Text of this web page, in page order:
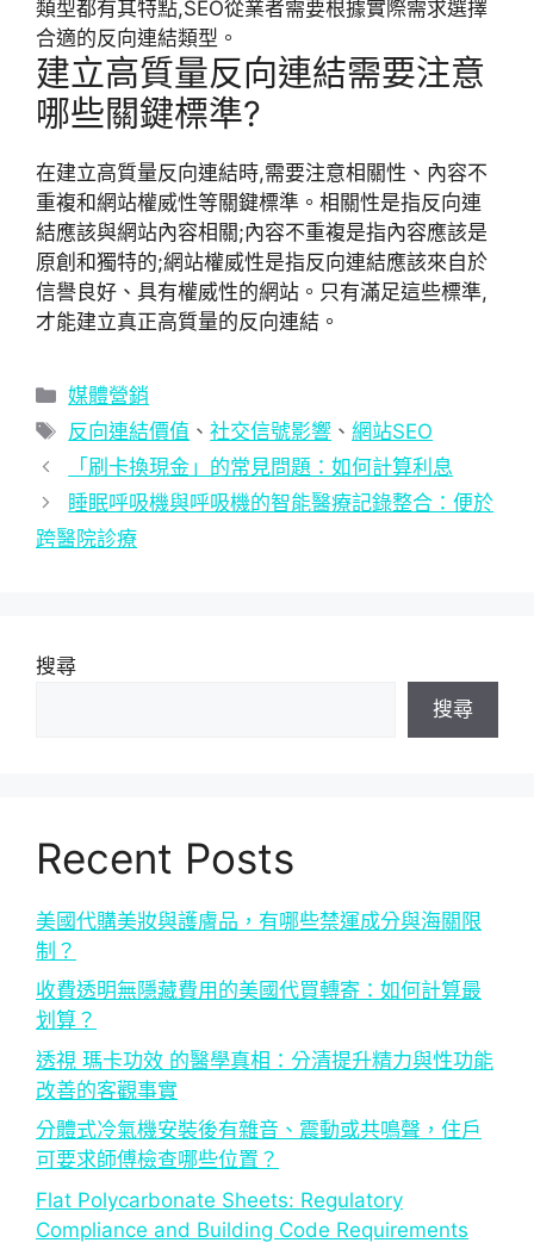
類型都有其特點,SEO從業者需要根據實際需求選擇
合適的反向連結類型。
建立高質量反向連結需要注意
哪些關鍵標準?
在建立高質量反向連結時,需要注意相關性、內容不
重複和網站權威性等關鍵標準。相關性是指反向連
結應該與網站內容相關;內容不重複是指內容應該是
原創和獨特的;網站權威性是指反向連結應該來自於
信譽良好、具有權威性的網站。只有滿足這些標準,
才能建立真正高質量的反向連結。
分
類
媒體營銷
標
籤
反向連結價值 、社交信號影響 、網站SEO
「刷卡換現金」的常見問題：如何計算利息
睡眠呼吸機與呼吸機的智能醫療記錄整合：便於
跨醫院診療
搜尋
搜尋
Recent Posts
美國代購美妝與護膚品，有哪些禁運成分與海關限
制？
收費透明無隱藏費用的美國代買轉寄：如何計算最
划算？
透視 瑪卡功效 的醫學真相：分清提升精力與性功能
改善的客觀事實
分體式冷氣機安裝後有雜音、震動或共鳴聲，住戶
可要求師傅檢查哪些位置？
Flat Polycarbonate Sheets: Regulatory
Compliance and Building Code Requirements